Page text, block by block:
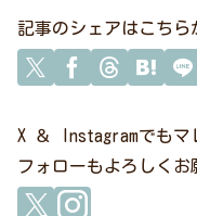
記事のシェアはこち
X ＆ Instagramでもマ
フォローもよろしく